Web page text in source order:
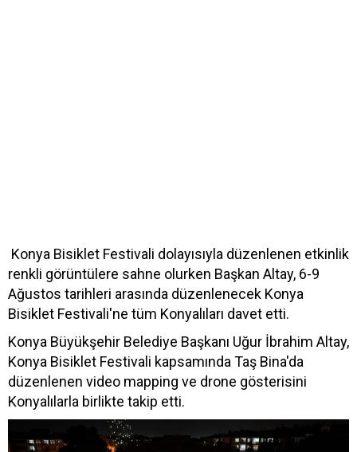
Konya Bisiklet Festivali dolayısıyla düzenlenen etkinlik
renkli görüntülere sahne olurken Başkan Altay, 6-9
Ağustos tarihleri arasında düzenlenecek Konya
Bisiklet Festivali'ne tüm Konyalıları davet etti.
Konya Büyükşehir Belediye Başkanı Uğur İbrahim Altay,
Konya Bisiklet Festivali kapsamında Taş Bina'da
düzenlenen video mapping ve drone gösterisini
Konyalılarla birlikte takip etti.